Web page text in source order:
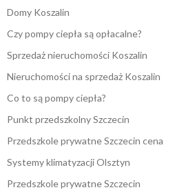
Domy Koszalin
Czy pompy ciepła są opłacalne?
Sprzedaż nieruchomości Koszalin
Nieruchomości na sprzedaż Koszalin
Co to są pompy ciepła?
Punkt przedszkolny Szczecin
Przedszkole prywatne Szczecin cena
Systemy klimatyzacji Olsztyn
Przedszkole prywatne Szczecin